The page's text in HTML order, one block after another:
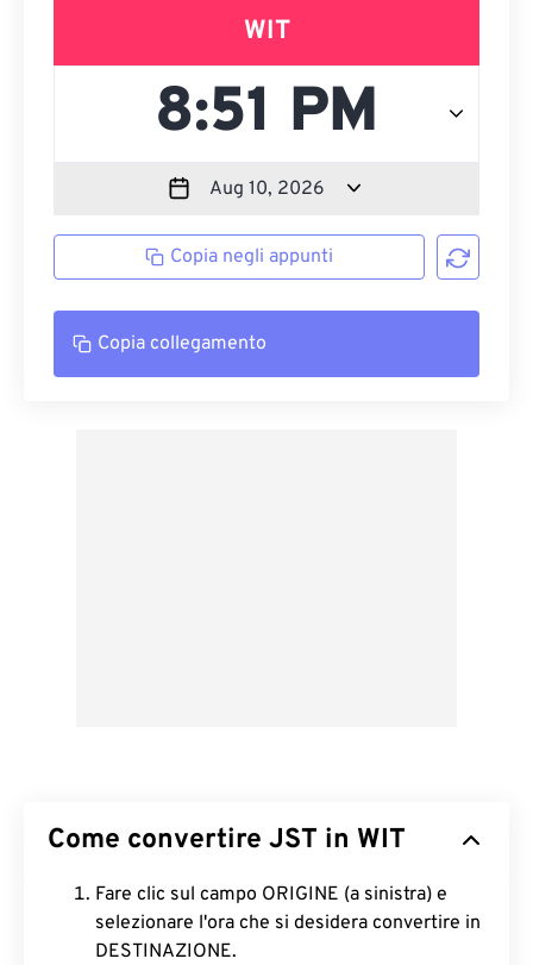
WIT
Copia negli appunti
Copia collegamento
Come convertire JST in WIT
Fare clic sul campo ORIGINE (a sinistra) e
selezionare l'ora che si desidera convertire in
DESTINAZIONE.